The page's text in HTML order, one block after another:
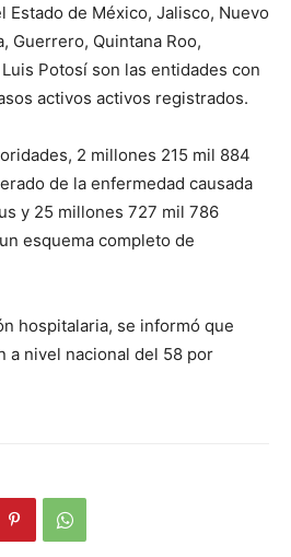
Estado de México, Jalisco, Nuevo
Guerrero, Quintana Roo,
Potosí son las entidades con
activos activos registrados.
2 millones 215 mil 884
de la enfermedad causada
y 25 millones 727 mil 786
esquema completo de
hospitalaria, se informó que
a nivel nacional del 58 por